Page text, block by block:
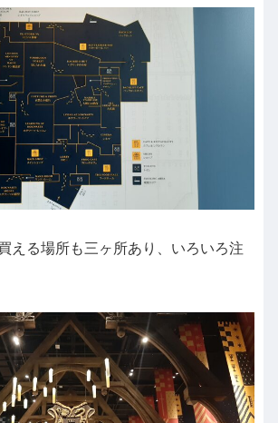
える場所も三ヶ所あり、いろいろ注